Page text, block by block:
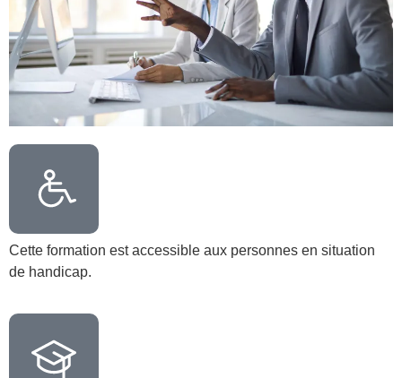
Cette formation est accessible aux personnes en situation
de handicap.